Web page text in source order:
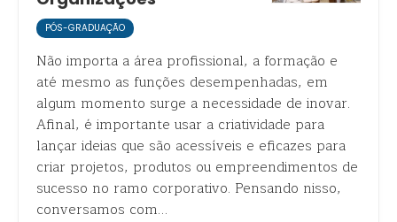
PÓS-GRADUAÇÃO
Não importa a área profissional, a formação e
até mesmo as funções desempenhadas, em
algum momento surge a necessidade de inovar.
Afinal, é importante usar a criatividade para
lançar ideias que são acessíveis e eficazes para
criar projetos, produtos ou empreendimentos de
sucesso no ramo corporativo. Pensando nisso,
conversamos com…